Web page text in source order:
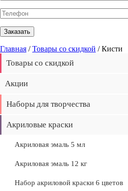
Главная /Товары со скидкой / Кисти
Товары со скидкой
Акции
Наборы для творчества
Акриловые краски
Акриловая эмаль 5 мл
Акриловая эмаль 12 кг
Набор акриловой краски 6 цветов